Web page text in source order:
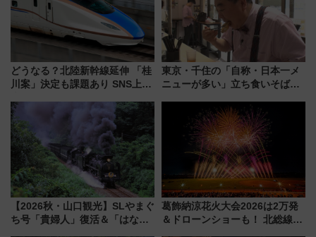
どうなる？北陸新幹線延伸 「桂
川案」決定も課題あり SNS上の
東京・千住の「自称・日本一メ
ニューが多い」立ち食いそば屋
地のふらっと立ち食いそば』
7/27夜10時～放送
【2026秋・山口観光】SLやまぐ
ち号「貴婦人」復活＆「はなあ
葛飾納涼花火大会2026は2万発
＆ドローンショーも！ 北総線を